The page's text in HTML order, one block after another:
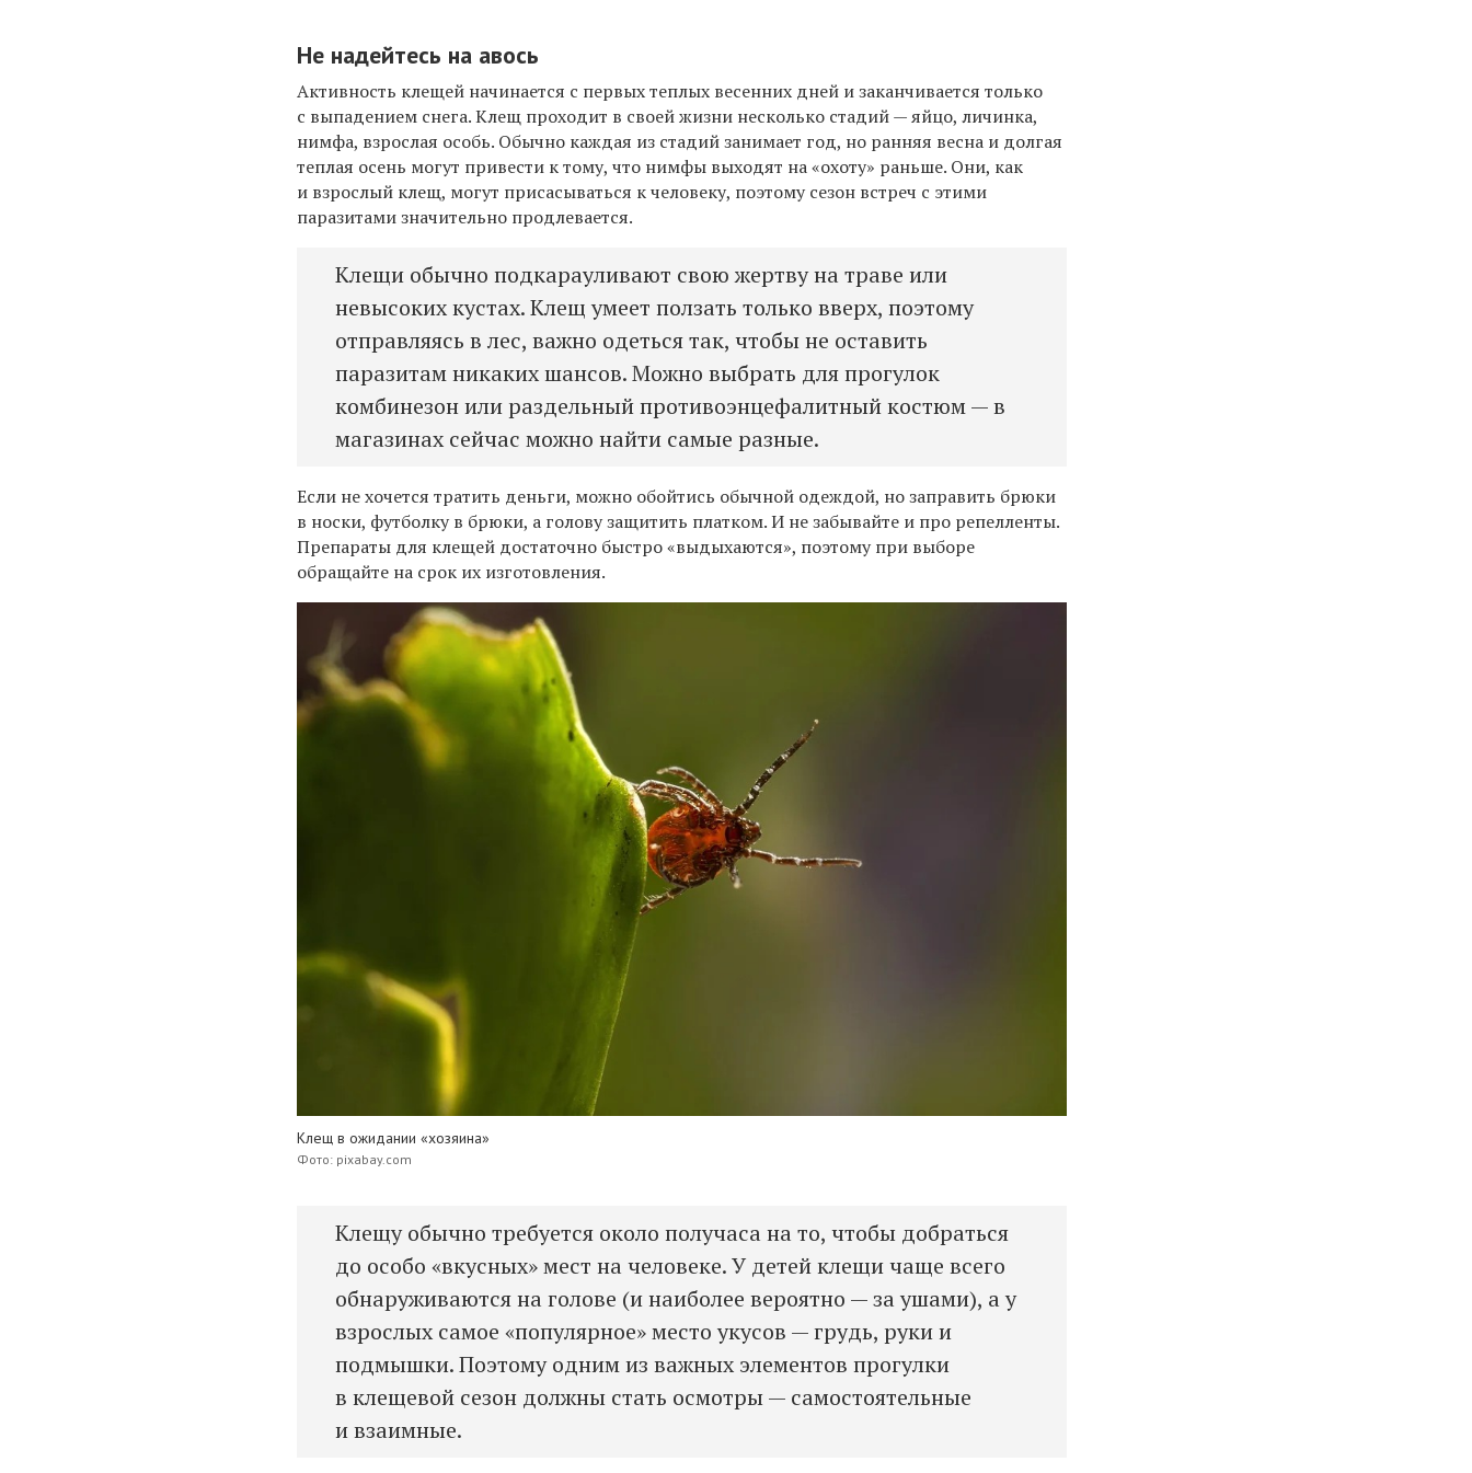
Не надейтесь на авось
Активность клещей начинается с первых теплых весенних дней и заканчивается только
с выпадением снега. Клещ проходит в своей жизни несколько стадий — яйцо, личинка,
нимфа, взрослая особь. Обычно каждая из стадий занимает год, но ранняя весна и долгая
теплая осень могут привести к тому, что нимфы выходят на «охоту» раньше. Они, как
и взрослый клещ, могут присасываться к человеку, поэтому сезон встреч с этими
паразитами значительно продлевается.
Клещи обычно подкарауливают свою жертву на траве или
невысоких кустах. Клещ умеет ползать только вверх, поэтому
отправляясь в лес, важно одеться так, чтобы не оставить
паразитам никаких шансов. Можно выбрать для прогулок
комбинезон или раздельный противоэнцефалитный костюм — в
магазинах сейчас можно найти самые разные.
Если не хочется тратить деньги, можно обойтись обычной одеждой, но заправить брюки
в носки, футболку в брюки, а голову защитить платком. И не забывайте и про репелленты.
Препараты для клещей достаточно быстро «выдыхаются», поэтому при выборе
обращайте на срок их изготовления.
Клещ в ожидании «хозяина»
Фото: pixabay.com
Клещу обычно требуется около получаса на то, чтобы добраться
до особо «вкусных» мест на человеке. У детей клещи чаще всего
обнаруживаются на голове (и наиболее вероятно — за ушами), а у
взрослых самое «популярное» место укусов — грудь, руки и
подмышки. Поэтому одним из важных элементов прогулки
в клещевой сезон должны стать осмотры — самостоятельные
и взаимные.